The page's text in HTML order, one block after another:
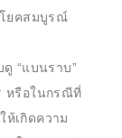
โยคสมบูรณ์
“แบนราบ”
หรือในกรณีที่
ห้เกิดความ